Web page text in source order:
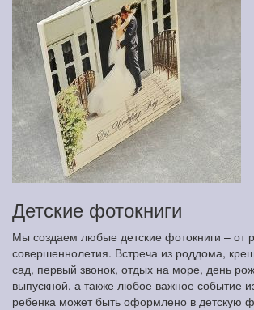
Детские фотокниги
Мы создаем любые детские фотокниги – от
совершеннолетия. Встреча из роддома,
сад, первый звонок, отдых на море, день
выпускной, а также любое важное событие
ребенка может быть оформлено в детскую